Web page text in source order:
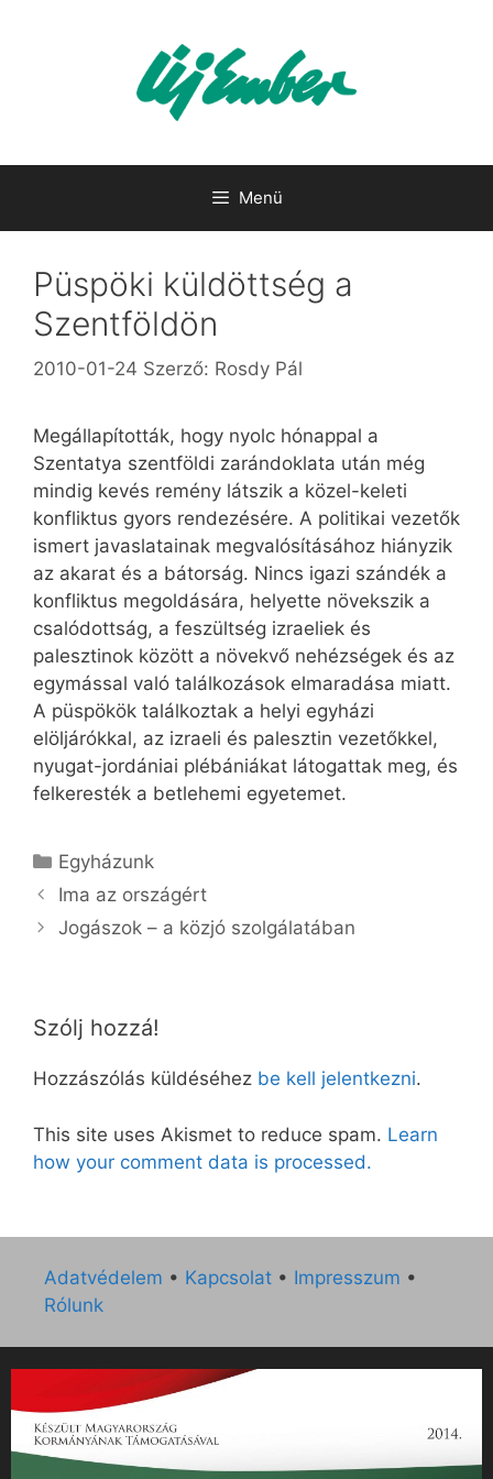
Menü
Püspöki küldöttség a
Szentföldön
2010-01-24 Szerző: Rosdy Pál
Megállapították, hogy nyolc hónappal a
Szentatya szentföldi zarándoklata után még
mindig kevés remény látszik a közel-keleti
konfliktus gyors rendezésére. A politikai vezetők
ismert javaslatainak megvalósításához hiányzik
az akarat és a bátorság. Nincs igazi szándék a
konfliktus megoldására, helyette növekszik a
csalódottság, a feszültség izraeliek és
palesztinok között a növekvő nehézségek és az
egymással való találkozások elmaradása miatt.
A püspökök találkoztak a helyi egyházi
elöljárókkal, az izraeli és palesztin vezetőkkel,
nyugat-jordániai plébániákat látogattak meg, és
felkeresték a betlehemi egyetemet.
Kategória
Egyházunk
Ima az országért
Jogászok – a közjó szolgálatában
Szólj hozzá!
Hozzászólás küldéséhez be kell jelentkezni.
This site uses Akismet to reduce spam. Learn
how your comment data is processed.
Adatvédelem • Kapcsolat • Impresszum •
Rólunk